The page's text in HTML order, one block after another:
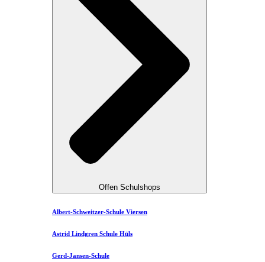
Offen Schulshops
Albert-Schweitzer-Schule Viersen
Astrid Lindgren Schule Hüls
Gerd-Jansen-Schule